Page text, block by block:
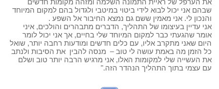
את הערפל של ראיית התמונה השלמה ומזהה מקומות חדשים
שבהם אני יכול לבוא לידי ביטוי במיטבי ולגדול בהם למקום המיוחד
והנכון לי. אני מאמין ששם גם נמצא החיבור אל השפע .
אני עדיין בעיצומו של התהליך, הדברים מתבהרים והולכים, איני
אומר שהגעתי כבר למקום המיוחד שלי בחיים, אך אני יכול לומר
היום שאני מתקרב אליו, עם כלים חדשים ומודעות רחבה יותר, שואל
כל הזמן מה באמת עושה לי טוב – מנסה להבין את הסיבות ולנתב
את העשייה שלי למקומות האלו, אני מרגיש הרבה יותר טוב ושלם
עם עצמי בתוך התהליך הנהדר הזה."